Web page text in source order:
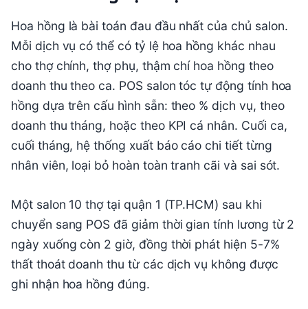
Hoa hồng là bài toán đau đầu nhất của chủ salon.
Mỗi dịch vụ có thể có tỷ lệ hoa hồng khác nhau
cho thợ chính, thợ phụ, thậm chí hoa hồng theo
doanh thu theo ca. POS salon tóc tự động tính hoa
hồng dựa trên cấu hình sẵn: theo % dịch vụ, theo
doanh thu tháng, hoặc theo KPI cá nhân. Cuối ca,
cuối tháng, hệ thống xuất báo cáo chi tiết từng
nhân viên, loại bỏ hoàn toàn tranh cãi và sai sót.
Một salon 10 thợ tại quận 1 (TP.HCM) sau khi
chuyển sang POS đã giảm thời gian tính lương từ 2
ngày xuống còn 2 giờ, đồng thời phát hiện 5-7%
thất thoát doanh thu từ các dịch vụ không được
ghi nhận hoa hồng đúng.